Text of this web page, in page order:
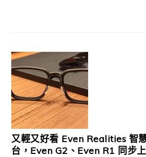
又輕又好看 Even Realities 智
台，Even G2、Even R1 同步